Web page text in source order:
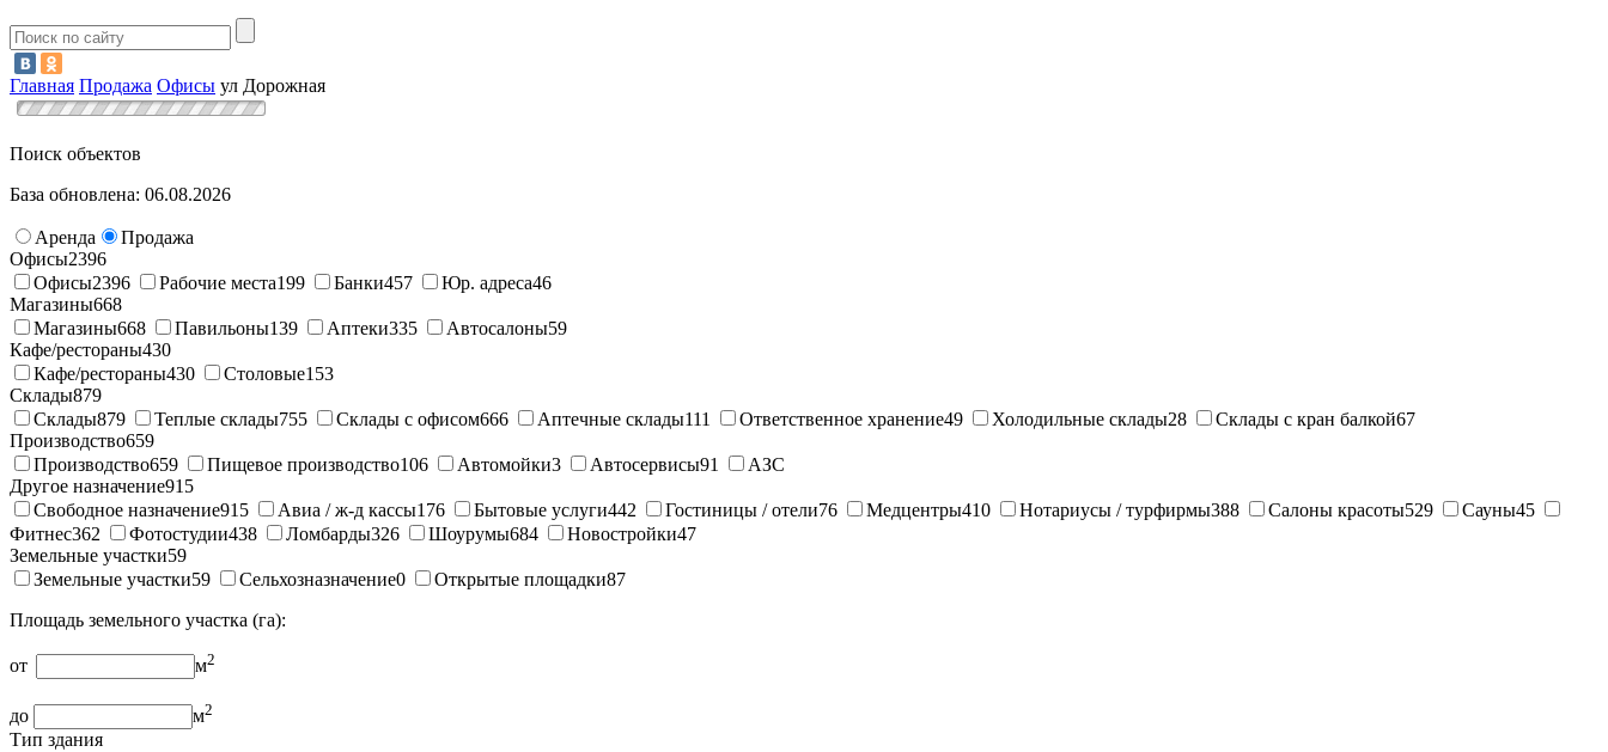
Главная Продажа Офисы ул Дорожная
Поиск объектов
База обновлена: 06.08.2026
Аренда
Продажа
Офисы2396
Офисы2396 Рабочие места199 Банки457 Юр. адреса46
Магазины668
Магазины668 Павильоны139 Аптеки335 Автосалоны59
Кафе/рестораны430
Кафе/рестораны430 Столовые153
Склады879
Склады879 Теплые склады755 Склады с офисом666 Аптечные склады111 Ответственное хранение49 Холодильные склады28 Склады с кран балкой67
Производство659
Производство659 Пищевое производство106 Автомойки3 Автосервисы91
АЗС
Другое назначение915
Свободное назначение915 Авиа / ж-д кассы176 Бытовые услуги442 Гостиницы / отели76 Медцентры410 Нотариусы / турфирмы388 Салоны красоты529 Сауны45
Фитнес362 Фотостудии438 Ломбарды326 Шоурумы684 Новостройки47
Земельные участки59
Земельные участки59 Сельхозназначение0 Открытые площадки87
Площадь земельного участка (га):
от м2
до м2
Тип здания